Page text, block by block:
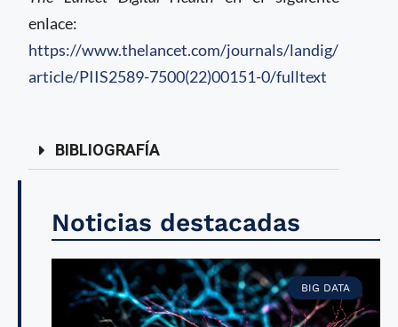
enlace:
https://www.thelancet.com/journals/landig/
article/PIIS2589-7500(22)00151-0/fulltext
BIBLIOGRAFÍA
Noticias destacadas
BIG DATA